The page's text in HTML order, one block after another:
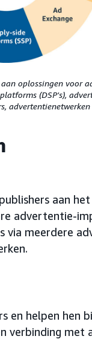
oplossingen voor
(DSP's),
aan
advertentie-
meerdere
en helpen hen
verbinding